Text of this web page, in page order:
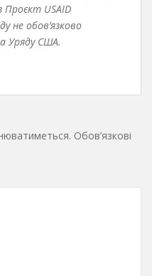
Проєкт USAID
не обов’язково
Уряду США.
Обов’язкові